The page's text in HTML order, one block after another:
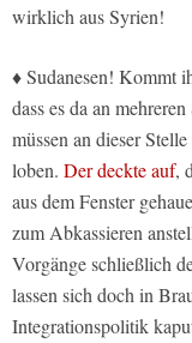
wirklich aus Syrien!
♦ Sudanesen! Kommt
dass es da an
müssen an dieser
loben. Der deckte auf,
aus dem Fenster
zum Abkassieren
Vorgänge schließlich
lassen sich doch in
Integrationspolitik